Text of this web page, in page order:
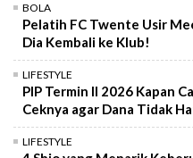
BOLA
Pelatih FC Twente Usir
Dia Kembali ke Klub!
LIFESTYLE
PIP Termin II 2026 Kapan
Ceknya agar Dana Tidak
LIFESTYLE